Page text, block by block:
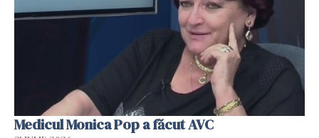
Medicul Monica Pop a făcut AVC